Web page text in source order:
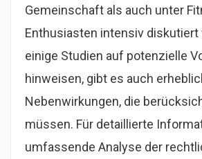
Gemeinschaft als auch unter
Enthusiasten intensiv diskutiert
einige Studien auf potenzielle
hinweisen, gibt es auch
Nebenwirkungen, die
müssen. Für detaillierte
umfassende Analyse der